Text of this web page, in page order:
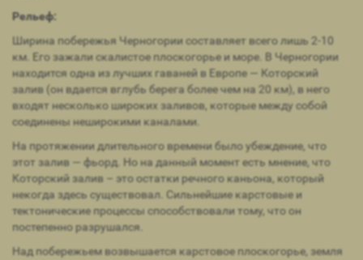
Рельеф:
Ширина побережья Черногории составляет всего лишь 2-10
км. Его зажали скалистое плоскогорье и море. В Черногории
находится одна из лучших гаваней в Европе — Которский
залив (он вдается вглубь берега более чем на 20 км), в него
входят несколько широких заливов, которые между собой
соединены неширокими каналами.
На протяжении длительного времени было убеждение, что
этот залив — фьорд. Но на данный момент есть мнение, что
Которский залив – это остатки речного каньона, который
некогда здесь существовал. Сильнейшие карстовые и
тектонические процессы способствовали тому, что он
постепенно разрушался.
Над побережьем возвышается карстовое плоскогорье, земля